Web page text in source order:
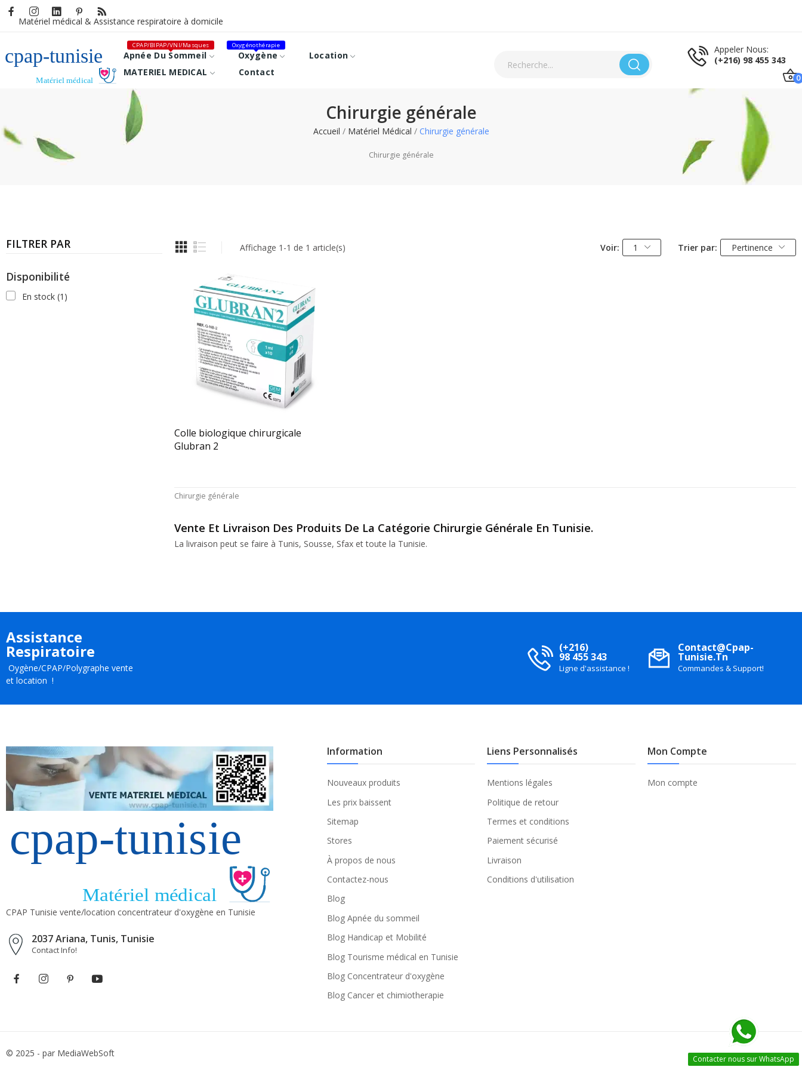
Matériel médical & Assistance respiratoire à domicile
Apnée Du Sommeil
CPAP/BIPAP/VNI/Masques
Oxygène
Oxygénothérapie
Location
MATERIEL MEDICAL
Contact
Appeler Nous:
(+216) 98 455 343
0
Chirurgie générale
Accueil Matériel Médical Chirurgie générale
Chirurgie générale
FILTRER PAR
Disponibilité
En stock (1)
Affichage 1-1 de 1 article(s) Voir: 1 Trier par: Pertinence
Colle biologique chirurgicale
Glubran 2
Chirurgie générale
Vente Et Livraison Des Produits De La Catégorie Chirurgie Générale En Tunisie.
La livraison peut se faire à Tunis, Sousse, Sfax et toute la Tunisie.
Assistance
Respiratoire
Oygène/CPAP/Polygraphe vente
et location !
(+216)
98 455 343
Ligne d'assistance !
Contact@cpap-
Tunisie.tn
Commandes & Support!
CPAP Tunisie vente/location concentrateur d'oxygène en Tunisie
2037 Ariana, Tunis, Tunisie
Contact Info!
Information
Nouveaux produits
Les prix baissent
Sitemap
Stores
À propos de nous
Contactez-nous
Blog
Blog Apnée du sommeil
Blog Handicap et Mobilité
Blog Tourisme médical en Tunisie
Blog Concentrateur d'oxygène
Blog Cancer et chimiotherapie
Liens Personnalisés
Mentions légales
Politique de retour
Termes et conditions
Paiement sécurisé
Livraison
Conditions d'utilisation
Mon Compte
Mon compte
© 2025 - par MediaWebSoft
Contacter nous sur WhatsApp